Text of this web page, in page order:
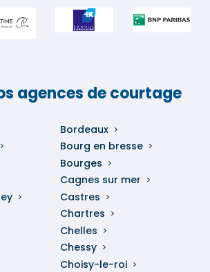
agences de courtage
Bordeaux
Bourg en bresse
Bourges
Cagnes sur mer
Castres
Chartres
Chelles
Chessy
Choisy-le-roi